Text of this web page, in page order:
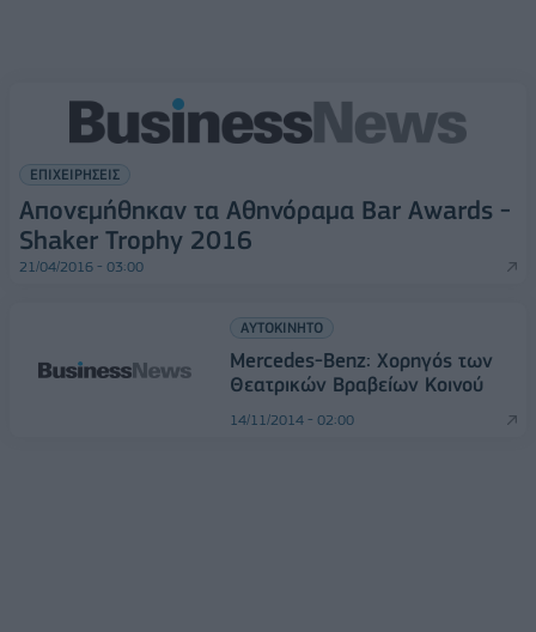
ΕΠΙΧΕΙΡΗΣΕΙΣ
Απονεμήθηκαν τα Αθηνόραμα Bar Awards -
Shaker Trophy 2016
21/04/2016 - 03:00
ΑΥΤΟΚΙΝΗΤΟ
Mercedes-Benz: Χορηγός των
Θεατρικών Βραβείων Κοινού
14/11/2014 - 02:00